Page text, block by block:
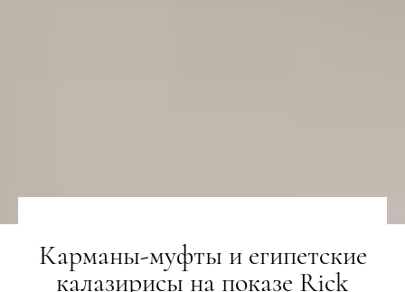
Карманы-муфты и египетские
калазирисы на показе Rick